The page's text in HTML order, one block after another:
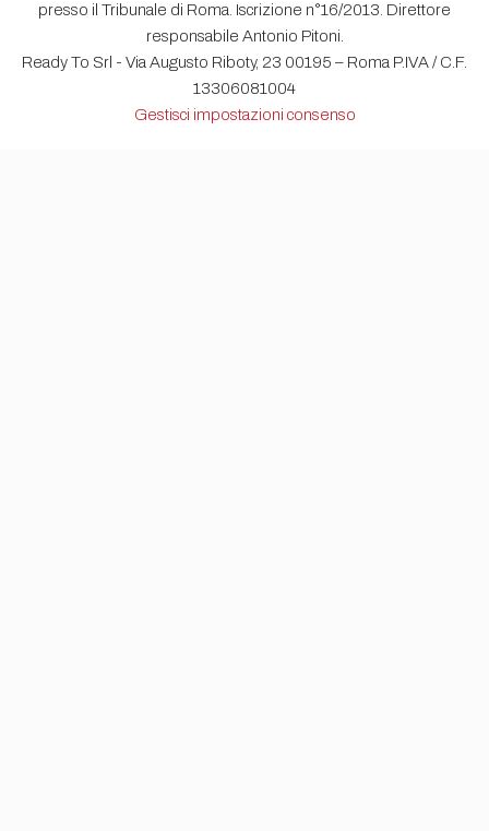
presso il Tribunale di Roma. Iscrizione n°16/2013. Direttore
responsabile Antonio Pitoni.
Ready To Srl - Via Augusto Riboty, 23 00195 – Roma P.IVA / C.F.
13306081004
Gestisci impostazioni consenso